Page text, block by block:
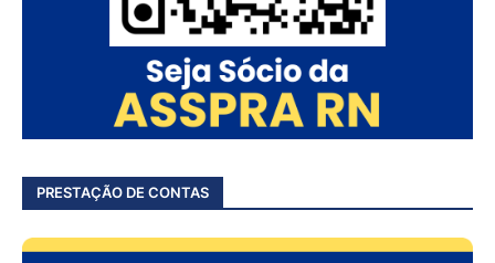
PRESTAÇÃO DE CONTAS